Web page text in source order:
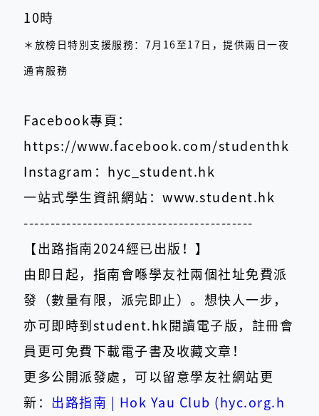
10時
＊放榜日特別支援服務：7月16至17日，提供兩日一夜
通宵服務
Facebook專頁：
https://www.facebook.com/studenthk
Instagram：hyc_student.hk
一站式學生資訊網站：www.student.hk
-------------------------------------------
【出路指南2024經已出版！】
由即日起，指南會喺學友社兩個社址免費派
發（數量有限，派完即止）。想快人一步，
亦可即時到student.hk閱讀電子版，註冊會
員更可免費下載電子書及收藏文章！
更多公開派發處，可以留意學友社網站更
新： 出路指南 | Hok Yau Club (hyc.org.h